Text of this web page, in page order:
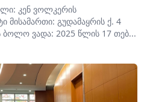
კენ ვოლკერის
მისამართი: გუდამაყრის ქ. 4
ბოლო ვადა: 2025 წლის 17 თებ...